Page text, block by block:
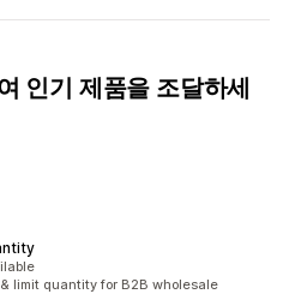
인기 제품을 조달하세
limit quantity for B2B wholesale